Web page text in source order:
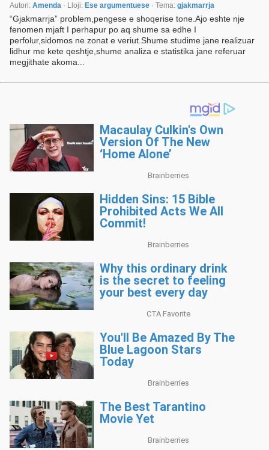
Autori: Amenda · Lloji: Ese argumentuese · Tema: gjakmarrja
“Gjakmarrja” problem,pengese e shoqerise tone.Ajo eshte nje
fenomen mjaft I perhapur po aq shume sa edhe I
perfolur,sidomos ne zonat e veriut.Shume studime jane realizuar
lidhur me kete qeshtje,shume analiza e statistika jane referuar
megjithate akoma...